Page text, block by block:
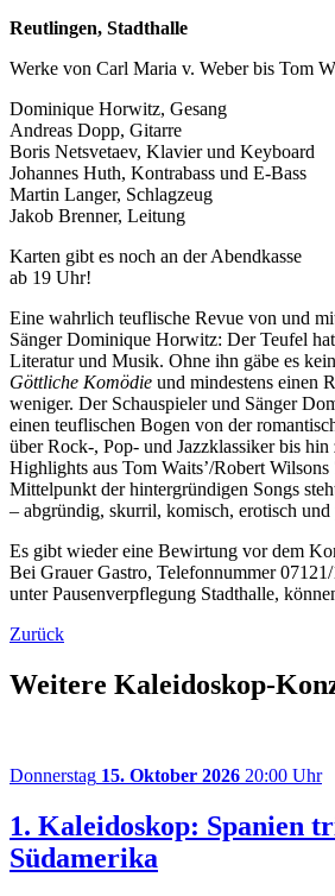
Reutlingen, Stadthalle
Werke von Carl Maria v. Weber bis Tom
Dominique Horwitz, Gesang
Andreas Dopp, Gitarre
Boris Netsvetaev, Klavier und Keyboard
Johannes Huth, Kontrabass und E-Bass
Martin Langer, Schlagzeug
Jakob Brenner, Leitung
Karten gibt es noch an der Abendkasse
ab 19 Uhr!
Eine wahrlich teuflische Revue von und
Sänger Dominique Horwitz: Der Teufel
Literatur und Musik. Ohne ihn gäbe es
Göttliche Komödie und mindestens einen
weniger. Der Schauspieler und Sänger
einen teuflischen Bogen von der
über Rock-, Pop- und Jazzklassiker bis hin
Highlights aus Tom Waits’/Robert Wilsons
Mittelpunkt der hintergründigen Songs
– abgründig, skurril, komisch, erotisch und
Es gibt wieder eine Bewirtung vor dem
Bei Grauer Gastro, Telefonnummer
unter Pausenverpflegung Stadthalle,
Zurück
Weitere Kaleidoskop-
Donnerstag 15. Oktober 2026 20:00 Uhr
1. Kaleidoskop: Spanien
Südamerika